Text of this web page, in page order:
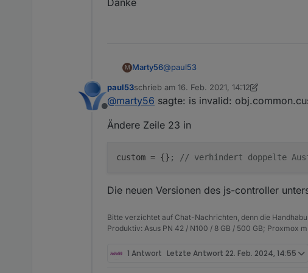
M Marty56@paul53
Beim Erzeugen für den alias eines
Mir ist nicht klar, was ich hier
Offline
paul53schrieb am 16. Feb. 2021, 14:12
zuletzt editiert von paul53
@marty56 sagte: is invalid:
Ändere Zeile 23 in
custom = {} ; // verhindert doppelte
Die neuen Versionen des js-controller
Bitte verzichtet auf Chat-Nachrichten, denn die
Produktiv: Asus PN 42 / N100 / 8 GB / 500 GB; Proxmox
1 Antwort Letzte Antwort 22. Feb. 2024, 14:55